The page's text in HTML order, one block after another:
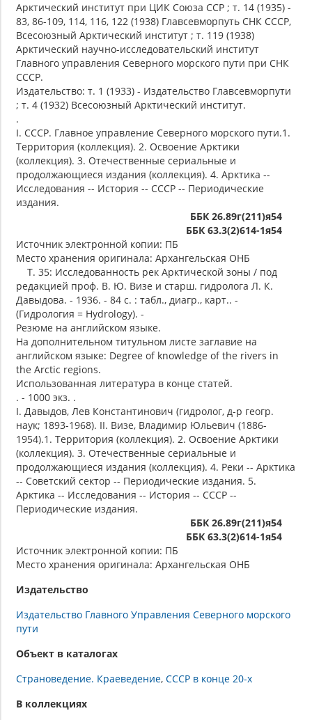
Арктический институт при ЦИК Союза ССР ; т. 14 (1935) -
83, 86-109, 114, 116, 122 (1938) Главсевморпуть СНК СССР,
Всесоюзный Арктический институт ; т. 119 (1938)
Арктический научно-исследовательский институт
Главного управления Северного морского пути при СНК
СССР.
Издательство: т. 1 (1933) - Издательство Главсевморпути
; т. 4 (1932) Всесоюзный Арктический институт.
.
I. СССР. Главное управление Северного морского пути.1.
Территория (коллекция). 2. Освоение Арктики
(коллекция). 3. Отечественные сериальные и
продолжающиеся издания (коллекция). 4. Арктика --
Исследования -- История -- СССР -- Периодические
издания.
ББК 26.89г(211)я54
ББК 63.3(2)614-1я54
Источник электронной копии: ПБ
Место хранения оригинала: Архангельская ОНБ
Т. 35: Исследованность рек Арктической зоны / под
редакцией проф. В. Ю. Визе и старш. гидролога Л. К.
Давыдова. - 1936. - 84 с. : табл., диагр., карт.. -
(Гидрология = Hydrology). -
Резюме на английском языке.
На дополнительном титульном листе заглавие на
английском языке: Degree of knowledge of the rivers in
the Arctic regions.
Использованная литература в конце статей.
. - 1000 экз. .
I. Давыдов, Лев Константинович (гидролог, д-р геогр.
наук; 1893-1968). II. Визе, Владимир Юльевич (1886-
1954).1. Территория (коллекция). 2. Освоение Арктики
(коллекция). 3. Отечественные сериальные и
продолжающиеся издания (коллекция). 4. Реки -- Арктика
-- Советский сектор -- Периодические издания. 5.
Арктика -- Исследования -- История -- СССР --
Периодические издания.
ББК 26.89г(211)я54
ББК 63.3(2)614-1я54
Источник электронной копии: ПБ
Место хранения оригинала: Архангельская ОНБ
Издательство
Издательство Главного Управления Северного морского
пути
Объект в каталогах
Страноведение. Краеведение СССР в конце 20-х
В коллекциях